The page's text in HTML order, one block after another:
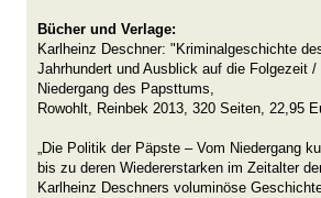
Bücher und Verlage:
Karlheinz Deschner: "Kriminalgeschichte
Jahrhundert und Ausblick auf die Folgezeit
Niedergang des Papsttums,
Rowohlt, Reinbek 2013, 320 Seiten, 22,95
„Die Politik der Päpste – Vom Niedergang
bis zu deren Wiedererstarken im Zeitalter
Karlheinz Deschners voluminöse